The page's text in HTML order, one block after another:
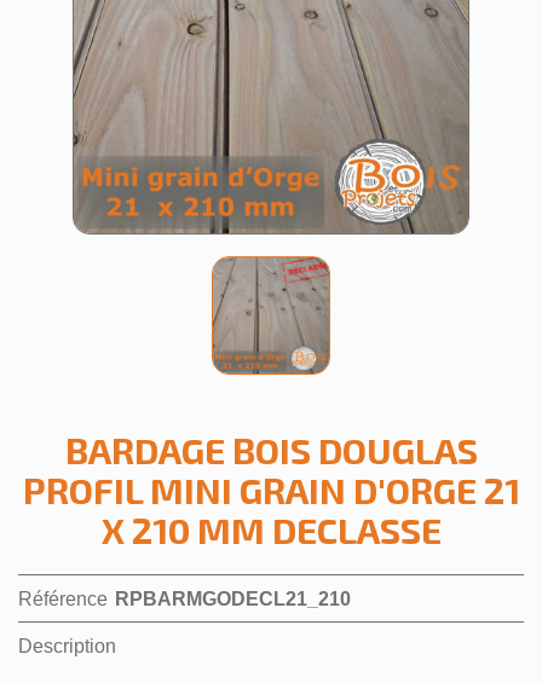
BARDAGE BOIS DOUGLAS
PROFIL MINI GRAIN D'ORGE 21
X 210 MM DECLASSE
Référence RPBARMGODECL21_210
Description